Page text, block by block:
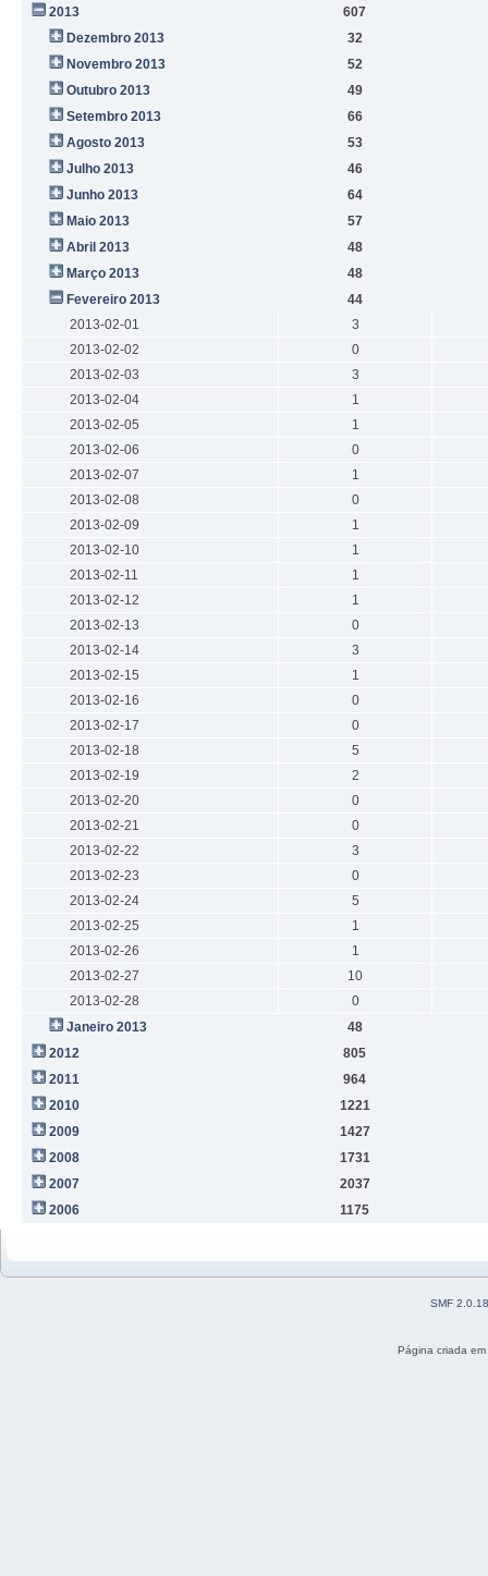
2013
607
Dezembro 2013
32
Novembro 2013
52
Outubro 2013
49
Setembro 2013
66
Agosto 2013
53
Julho 2013
46
Junho 2013
64
Maio 2013
57
Abril 2013
48
Março 2013
48
Fevereiro 2013
44
2013-02-01
3
2013-02-02
0
2013-02-03
3
2013-02-04
1
2013-02-05
1
2013-02-06
0
2013-02-07
1
2013-02-08
0
2013-02-09
1
2013-02-10
1
2013-02-11
1
2013-02-12
1
2013-02-13
0
2013-02-14
3
2013-02-15
1
2013-02-16
0
2013-02-17
0
2013-02-18
5
2013-02-19
2
2013-02-20
0
2013-02-21
0
2013-02-22
3
2013-02-23
0
2013-02-24
5
2013-02-25
1
2013-02-26
1
2013-02-27
10
2013-02-28
0
Janeiro 2013
48
2012
805
2011
964
2010
1221
2009
1427
2008
1731
2007
2037
2006
1175
SMF 2.0.18
Página criada